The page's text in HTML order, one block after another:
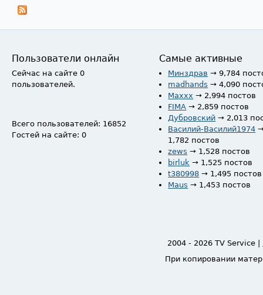
Пользователи онлайн
Сейчас на сайте 0
пользователей.
Всего пользователей: 16852
Гостей на сайте: 0
Самые активные
Минздрав → 9,784
madhands → 4,090
Maxxx → 2,994 постов
FIMA → 2,859 постов
Дубровский → 2,013
Василий-Василий1974
1,782 постов
zews → 1,528 постов
birluk → 1,525 постов
t380998 → 1,495 постов
Maus → 1,453 постов
2004 - 2026 TV Service |
При копировании